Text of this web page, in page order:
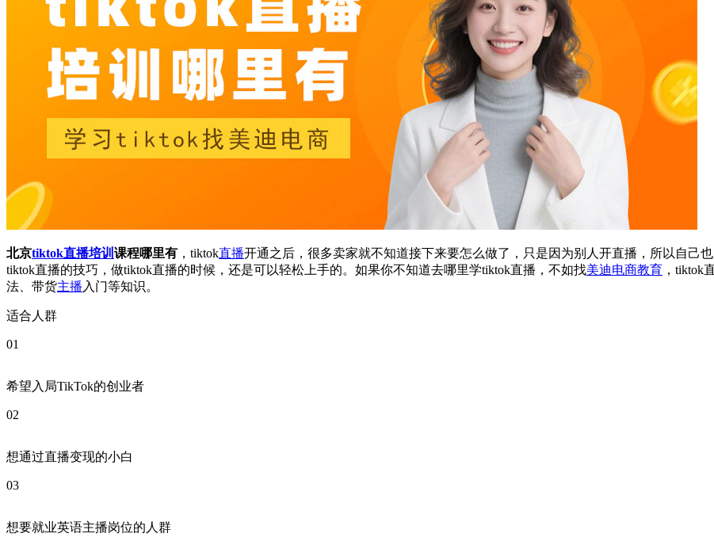
北京tiktok直播培训 课程哪里有 ，tiktok直播开通之后，很多卖家就不知道接下来要怎么做了，只是因为别人开直播，所以自己
tiktok直播的技巧，做tiktok直播的时候，还是可以轻松上手的。如果你不知道去哪里学tiktok直播，不如找美迪电商教育 ，tiktok
法、带货主播 入门等知识。
适合人群
01
希望入局TikTok的创业者
02
想通过直播变现的小白
03
想要就业英语主播岗位的人群